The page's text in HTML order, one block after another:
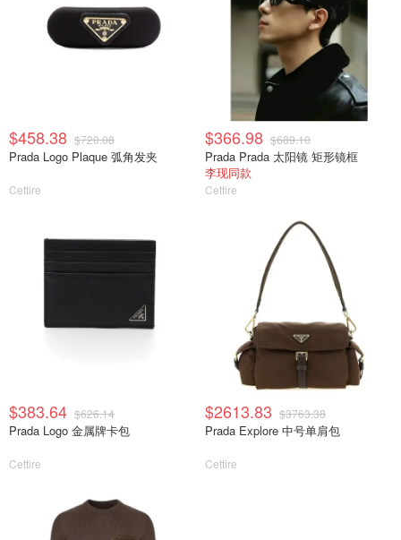
$458.38 $720.08
Prada Logo Plaque 弧角发夹
Cettire
$366.98 $689.10
Prada Prada 太阳镜 矩形镜框
李现同款
Cettire
$383.64 $626.14
Prada Logo 金属牌卡包
Cettire
$2613.83 $3763.38
Prada Explore 中号单肩包
Cettire